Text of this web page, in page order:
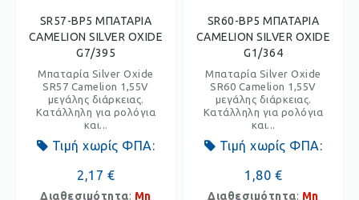
SR57-BP5 ΜΠΑΤΑΡΙΑ
CAMELION SILVER OXIDE
G7/395
Μπαταρία Silver Oxide
SR57 Camelion 1,55V
μεγάλης διάρκειας.
Κατάλληλη για ρολόγια
και...
Τιμή χωρίς ΦΠΑ:
2,17 €
Διαθεσιμότητα: Μη
SR60-BP5 ΜΠΑΤΑΡΙΑ
CAMELION SILVER OXIDE
G1/364
Μπαταρία Silver Oxide
SR60 Camelion 1,55V
μεγάλης διάρκειας.
Κατάλληλη για ρολόγια
και...
Τιμή χωρίς ΦΠΑ:
1,80 €
Διαθεσιμότητα: Μη